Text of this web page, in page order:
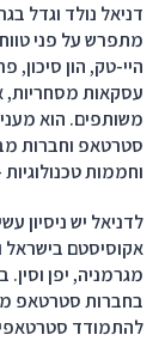
דניאל נולד וגדל
מתפרש על פני
היי-טק, הון סיכון,
עסקאות מסחריות,
משותפים. הוא
סטרטאפ וחברות
וחממות
לדניאל יש ניסיון
אקוסיסטם בישראל
מגרמניה, יפן וסין.
בחברות סטרטאפ
להתמודד